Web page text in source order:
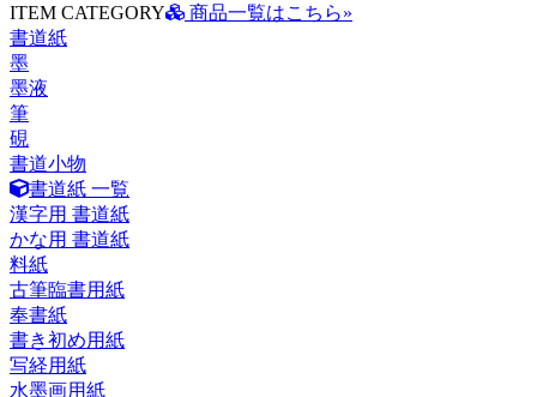
ITEM CATEGORY
商品一覧はこちら»
書道紙
墨
墨液
筆
硯
書道小物
書道紙 一覧
漢字用 書道紙
かな用 書道紙
料紙
古筆臨書用紙
奉書紙
書き初め用紙
写経用紙
水墨画用紙